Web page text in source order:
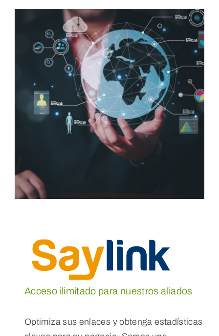
Acceso ilimitado para nuestros aliados
Optimiza sus enlaces y obtenga estadísticas